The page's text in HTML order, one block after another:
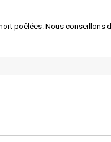
poêlées. Nous conseillons